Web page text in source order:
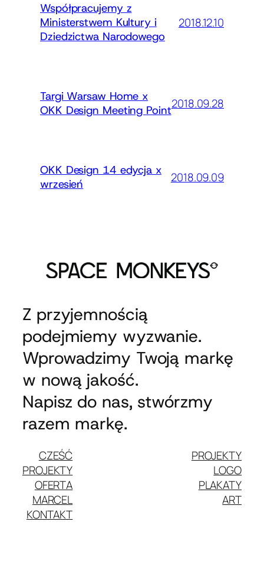
Współpracujemy z
Ministerstwem Kultury i
Dziedzictwa Narodowego
2018.12.10
Targi Warsaw Home x
OKK Design Meeting Point2018.09.28
OKK Design 14 edycja x
wrzesień
2018.09.09
Z przyjemnością
podejmiemy wyzwanie.
Wprowadzimy Twoją markę
w nową jakość.
Napisz do nas, stwórzmy
razem markę.
CZEŚĆ
PROJEKTY
OFERTA
MARCEL
KONTAKT
PROJEKTY
LOGO
PLAKATY
ART